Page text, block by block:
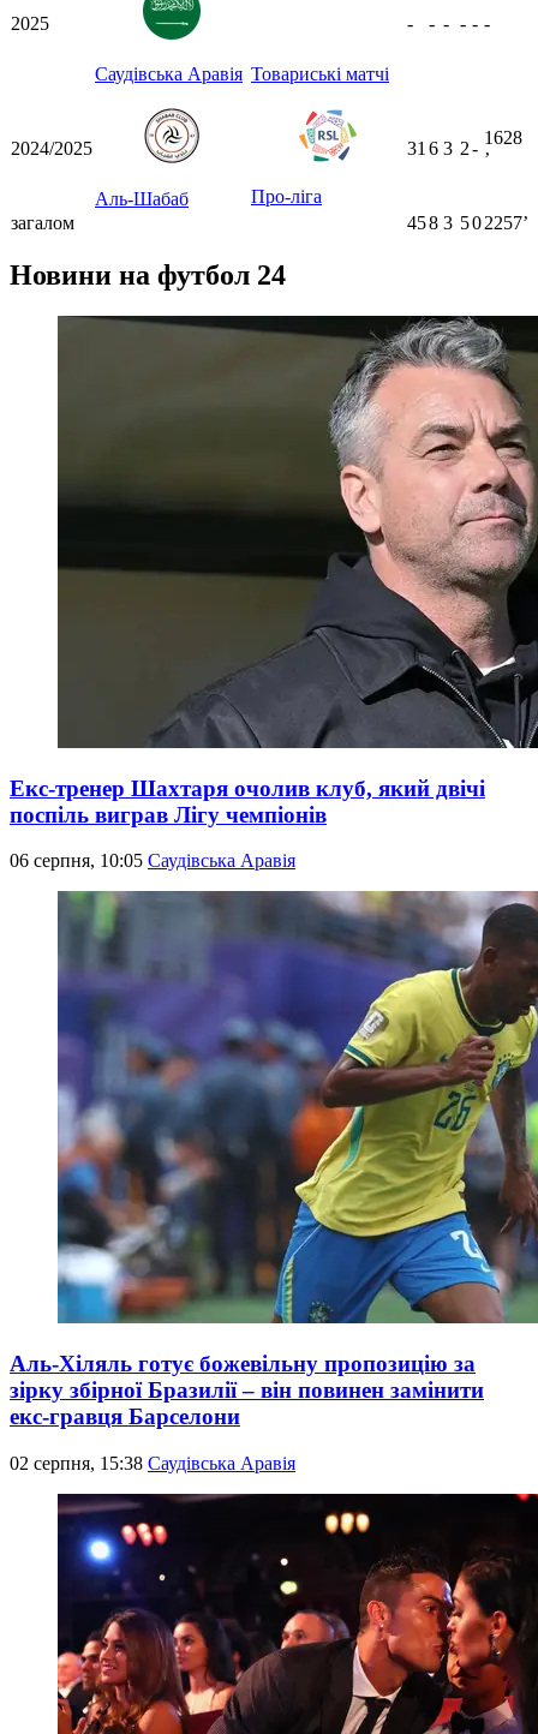
2025
Саудівська Аравія Товариські матчі
- - - - - -
2024/2025
Аль-Шабаб Про-ліга
31 6 3 2-
1628
ʼ
загалом 458 3 502257ʼ
Новини на футбол 24
Екс-тренер Шахтаря очолив клуб, який двічі
поспіль виграв Лігу чемпіонів
06 серпня, 10:05 Саудівська Аравія
Аль-Хіляль готує божевільну пропозицію за
зірку збірної Бразилії – він повинен замінити
екс-гравця Барселони
02 серпня, 15:38 Саудівська Аравія